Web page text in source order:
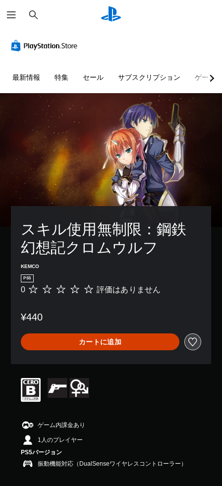
索
最新情報 特集 セール サブスクリプション ゲーム
スキル使用無制限：鋼鉄
幻想記クロムウルフ
KEMCO
PS5
評
あ
ま
せ
ん
0 評価はありません
¥440
カートに追加
ゲーム内課金あり
1人のプレイヤー
PS5バージョン
振動機能対応（DualSenseワイヤレスコントローラー）